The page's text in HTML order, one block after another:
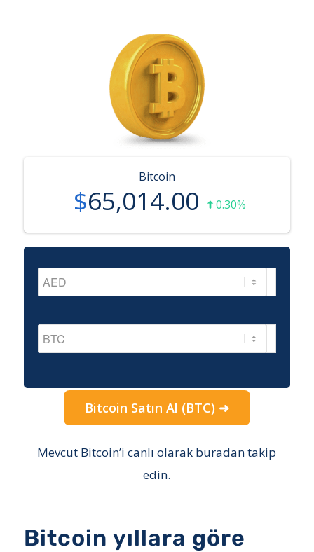
Bitcoin
$65,014.00 0.30%
Bitcoin Satın Al (BTC) ➜
Mevcut Bitcoin’i canlı olarak buradan takip
edin.
Bitcoin yıllara göre